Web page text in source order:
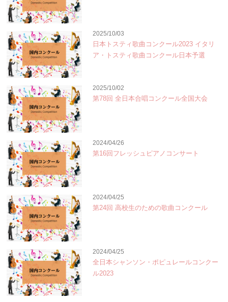
2025/10/03
日本トスティ歌曲コンクール2023 イタリ
ア・トスティ歌曲コンクール日本予選
2025/10/02
第78回 全日本合唱コンクール全国大会
2024/04/26
第16回フレッシュピアノコンサート
2024/04/25
第24回 高校生のための歌曲コンクール
2024/04/25
全日本シャンソン・ポピュレールコンクー
ル2023